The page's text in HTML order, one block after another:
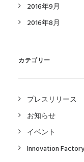
2016年9月
2016年8月
カテゴリー
プレスリリース
お知らせ
イベント
Innovation Factory